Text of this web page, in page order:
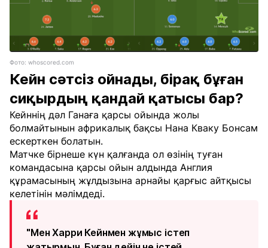
Фото: whoscored.com
Кейн сәтсіз ойнады, бірақ бұған
сиқырдың қандай қатысы бар?
Кейннің дәл Ганаға қарсы ойында жолы
болмайтынын африкалық бақсы Нана Кваку Бонсам
ескерткен болатын.
Матчке бірнеше күн қалғанда ол өзінің туған
командасына қарсы ойын алдында Англия
құрамасының жұлдызына арнайы қарғыс айтқысы
келетінін мәлімдеді.
"Мен Харри Кейнмен жұмыс істеп